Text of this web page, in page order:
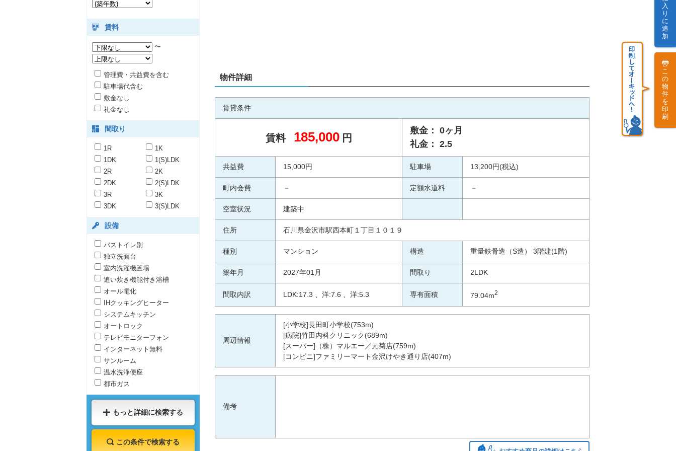
物件詳細
賃貸条件
賃料 185,000 円
敷金： 0ヶ月
礼金： 2.5
共益費 15,000円 駐車場 13,200円(税込)
町内会費 － 定額水道料 －
空室状況 建築中
住所 石川県金沢市駅西本町１丁目１０１９
種別 マンション 構造 重量鉄骨造（S造） 3階建(1階)
築年月 2027年01月 間取り 2LDK
間取内訳 LDK:17.3 、洋:7.6 、洋:5.3 専有面積 79.04m2
周辺情報
[小学校]長田町小学校(753m)
[病院]竹田内科クリニック(689m)
[スーパー]（株）マルエー／元菊店(759m)
[コンビニ]ファミリーマート金沢けやき通り店(407m)
備考
賃料
〜
管理費・共益費を含む
駐車場代含む
敷金なし
礼金なし
間取り
1R
1K
1DK
1(S)LDK
2R
2K
2DK
2(S)LDK
3R
3K
3DK
3(S)LDK
設備
バストイレ別
独立洗面台
室内洗濯機置場
追い炊き機能付き浴槽
オール電化
IHクッキングヒーター
システムキッチン
オートロック
テレビモニターフォン
インターネット無料
サンルーム
温水洗浄便座
都市ガス
もっと詳細に検索する
この条件で検索する
入
り
に
追
加
こ
の
物
件
を
印
刷